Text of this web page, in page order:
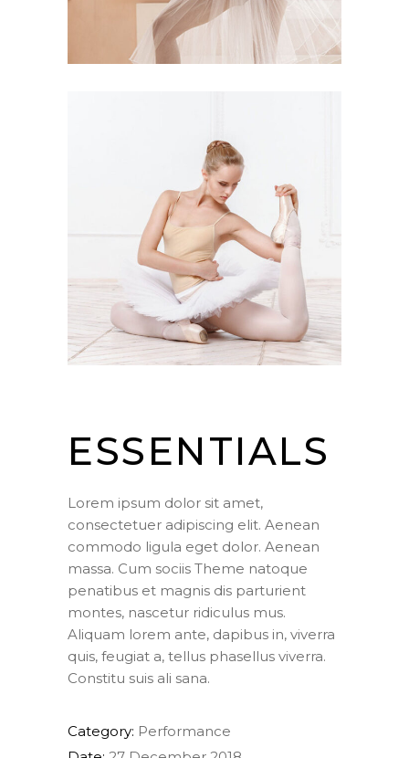
ESSENTIALS
Lorem ipsum dolor sit amet,
consectetuer adipiscing elit. Aenean
commodo ligula eget dolor. Aenean
massa. Cum sociis Theme natoque
penatibus et magnis dis parturient
montes, nascetur ridiculus mus.
Aliquam lorem ante, dapibus in, viverra
quis, feugiat a, tellus phasellus viverra.
Constitu suis ali sana.
Category: Performance